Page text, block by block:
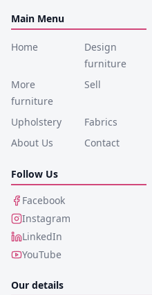
Main Menu
Home
Design
furniture
More
furniture
Sell
Upholstery
Fabrics
About Us
Contact
Follow Us
Facebook
Instagram
LinkedIn
YouTube
Our details